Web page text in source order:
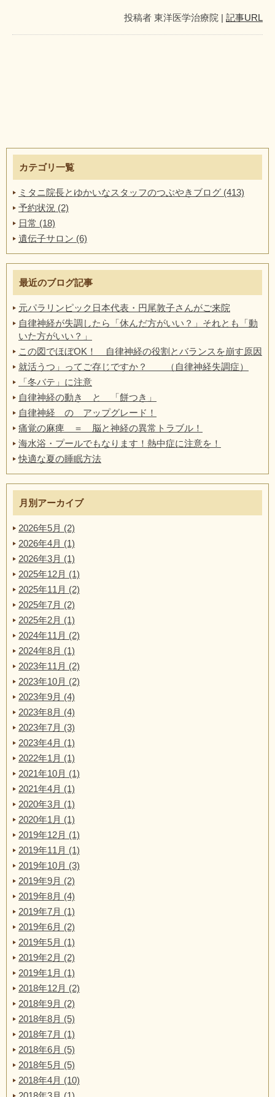
投稿者 東洋医学治療院 | 記事URL
カテゴリ一覧
ミタニ院長とゆかいなスタッフのつぶやきブログ (413)
予約状況 (2)
日常 (18)
遺伝子サロン (6)
最近のブログ記事
元パラリンピック日本代表・円尾敦子さんがご来院
自律神経が失調したら「休んだ方がいい？」それとも「動
いた方がいい？」
この図でほぼOK！ 自律神経の役割とバランスを崩す原因
就活うつ」ってご存じですか？ （自律神経失調症）
「冬バテ」に注意
自律神経の動き と 「餅つき」
自律神経 の アップグレード！
痛覚の麻痺 ＝ 脳と神経の異常トラブル！
海水浴・プールでもなります！熱中症に注意を！
快適な夏の睡眠方法
月別アーカイブ
2026年5月 (2)
2026年4月 (1)
2026年3月 (1)
2025年12月 (1)
2025年11月 (2)
2025年7月 (2)
2025年2月 (1)
2024年11月 (2)
2024年8月 (1)
2023年11月 (2)
2023年10月 (2)
2023年9月 (4)
2023年8月 (4)
2023年7月 (3)
2023年4月 (1)
2022年1月 (1)
2021年10月 (1)
2021年4月 (1)
2020年3月 (1)
2020年1月 (1)
2019年12月 (1)
2019年11月 (1)
2019年10月 (3)
2019年9月 (2)
2019年8月 (4)
2019年7月 (1)
2019年6月 (2)
2019年5月 (1)
2019年2月 (2)
2019年1月 (1)
2018年12月 (2)
2018年9月 (2)
2018年8月 (5)
2018年7月 (1)
2018年6月 (5)
2018年5月 (5)
2018年4月 (10)